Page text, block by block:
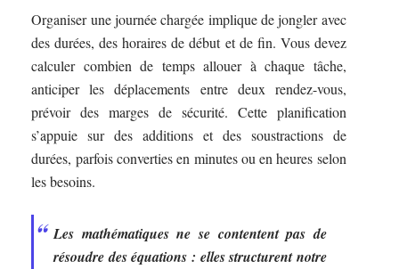
Organiser une journée chargée implique de jongler avec
des durées, des horaires de début et de fin. Vous devez
calculer combien de temps allouer à chaque tâche,
anticiper les déplacements entre deux rendez-vous,
prévoir des marges de sécurité. Cette planification
s’appuie sur des additions et des soustractions de
durées, parfois converties en minutes ou en heures selon
les besoins.
Les mathématiques ne se contentent pas de
résoudre des équations : elles structurent notre